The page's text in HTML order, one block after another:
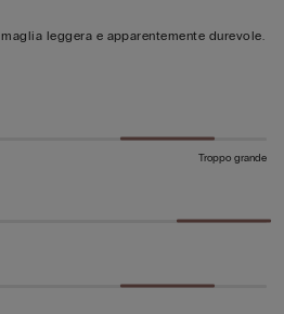
leggera e apparentemente durevole.
Troppo grande